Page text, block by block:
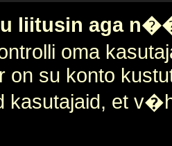
liitusin aga
oma
on su konto
kasutajaid, et